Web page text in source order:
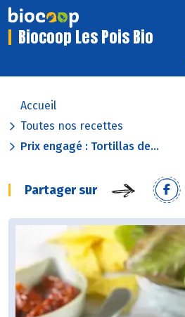
Biocoop Les Pois Bio
Accueil
Toutes nos recettes
Prix engagé : Tortillas de...
Partager sur